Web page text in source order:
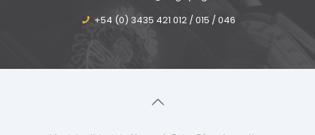
+54 (0) 3435 421 012 / 015 / 046